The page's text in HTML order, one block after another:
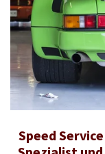
Speed